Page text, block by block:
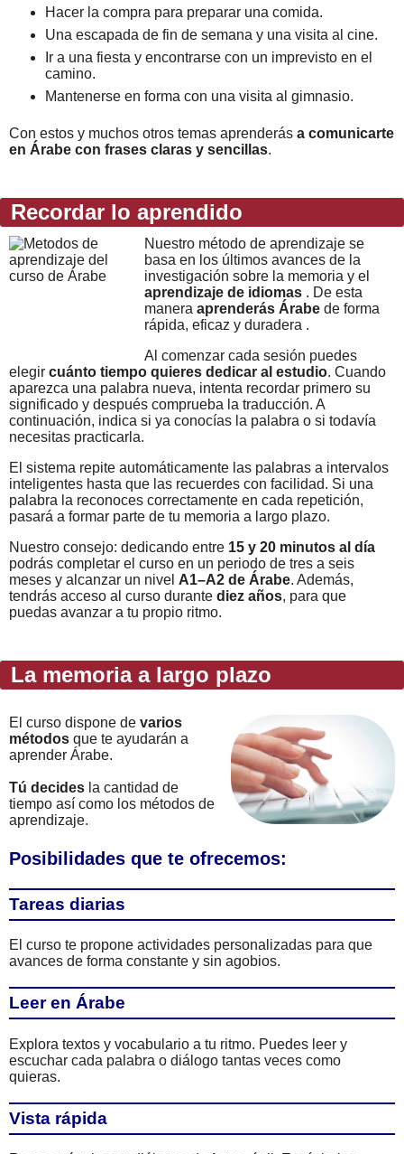
Hacer la compra para preparar una comida.
Una escapada de fin de semana y una visita al cine.
Ir a una fiesta y encontrarse con un imprevisto en el
camino.
Mantenerse en forma con una visita al gimnasio.
Con estos y muchos otros temas aprenderás a comunicarte
en Árabe con frases claras y sencillas.
Recordar lo aprendido
Nuestro método de aprendizaje se
basa en los últimos avances de la
investigación sobre la memoria y el
aprendizaje de idiomas . De esta
manera aprenderás Árabe de forma
rápida, eficaz y duradera .
Al comenzar cada sesión puedes
elegir cuánto tiempo quieres dedicar al estudio. Cuando
aparezca una palabra nueva, intenta recordar primero su
significado y después comprueba la traducción. A
continuación, indica si ya conocías la palabra o si todavía
necesitas practicarla.
El sistema repite automáticamente las palabras a intervalos
inteligentes hasta que las recuerdes con facilidad. Si una
palabra la reconoces correctamente en cada repetición,
pasará a formar parte de tu memoria a largo plazo.
Nuestro consejo: dedicando entre 15 y 20 minutos al día
podrás completar el curso en un periodo de tres a seis
meses y alcanzar un nivel A1–A2 de Árabe. Además,
tendrás acceso al curso durante diez años, para que
puedas avanzar a tu propio ritmo.
La memoria a largo plazo
El curso dispone de varios
métodos que te ayudarán a
aprender Árabe.
Tú decides la cantidad de
tiempo así como los métodos de
aprendizaje.
Posibilidades que te ofrecemos:
Tareas diarias
El curso te propone actividades personalizadas para que
avances de forma constante y sin agobios.
Leer en Árabe
Explora textos y vocabulario a tu ritmo. Puedes leer y
escuchar cada palabra o diálogo tantas veces como
quieras.
Vista rápida